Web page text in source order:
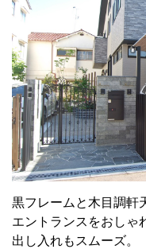
黒フレームと木目調軒
エントランスをおしゃ
出し入れもスムーズ。